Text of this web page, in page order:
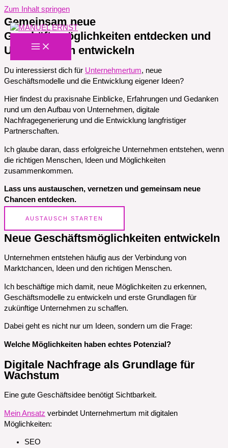
Zum Inhalt springen
Gemeinsam neue
Geschäftsmöglichkeiten entdecken und
Unternehmen entwickeln
Du interessierst dich für Unternehmertum, neue
Geschäftsmodelle und die Entwicklung eigener Ideen?
Hier findest du praxisnahe Einblicke, Erfahrungen und Gedanken
rund um den Aufbau von Unternehmen, digitale
Nachfragegenerierung und die Entwicklung langfristiger
Partnerschaften.
Ich glaube daran, dass erfolgreiche Unternehmen entstehen, wenn
die richtigen Menschen, Ideen und Möglichkeiten
zusammenkommen.
Lass uns austauschen, vernetzen und gemeinsam neue
Chancen entdecken.
AUSTAUSCH STARTEN
Neue Geschäftsmöglichkeiten entwickeln
Unternehmen entstehen häufig aus der Verbindung von
Marktchancen, Ideen und den richtigen Menschen.
Ich beschäftige mich damit, neue Möglichkeiten zu erkennen,
Geschäftsmodelle zu entwickeln und erste Grundlagen für
zukünftige Unternehmen zu schaffen.
Dabei geht es nicht nur um Ideen, sondern um die Frage:
Welche Möglichkeiten haben echtes Potenzial?
Digitale Nachfrage als Grundlage für
Wachstum
Eine gute Geschäftsidee benötigt Sichtbarkeit.
Mein Ansatz verbindet Unternehmertum mit digitalen
Möglichkeiten:
SEO